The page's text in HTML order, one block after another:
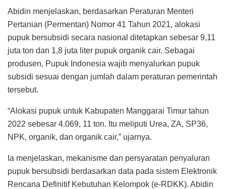
Abidin menjelaskan, berdasarkan Peraturan Menteri
Pertanian (Permentan) Nomor 41 Tahun 2021, alokasi
pupuk bersubsidi secara nasional ditetapkan sebesar 9,11
juta ton dan 1,8 juta liter pupuk organik cair. Sebagai
produsen, Pupuk Indonesia wajib menyalurkan pupuk
subsidi sesuai dengan jumlah dalam peraturan pemerintah
tersebut.
“Alokasi pupuk untuk Kabupaten Manggarai Timur tahun
2022 sebesar 4.069, 11 ton. Itu meliputi Urea, ZA, SP36,
NPK, organik, dan organik cair,” ujarnya.
Ia menjelaskan, mekanisme dan persyaratan penyaluran
pupuk bersubsidi berdasarkan data pada sistem Elektronik
Rencana Definitif Kebutuhan Kelompok (e-RDKK). Abidin